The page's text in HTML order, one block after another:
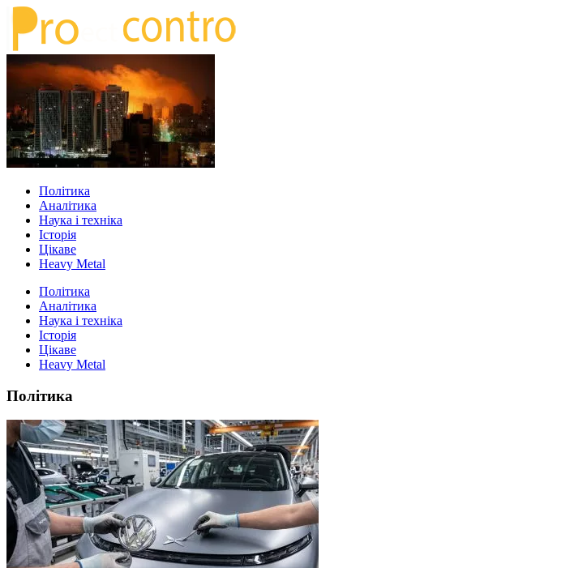
Політика
Аналітика
Наука і техніка
Історія
Цікаве
Heavy Metal
Політика
Аналітика
Наука і техніка
Історія
Цікаве
Heavy Metal
Політика